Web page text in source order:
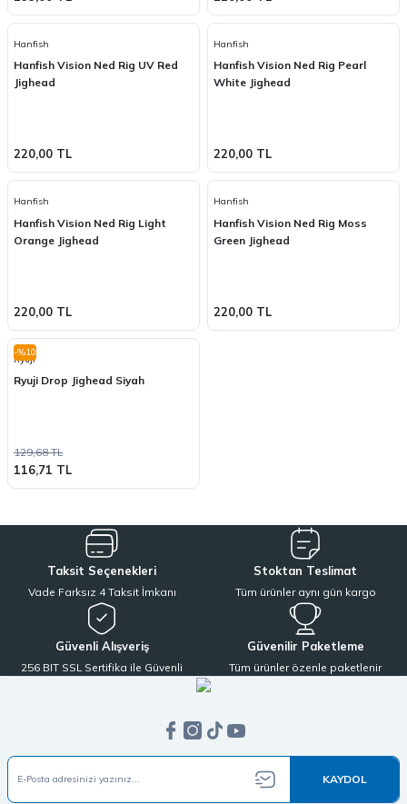
Hanfish
Hanfish Vision Ned Rig UV Red
Jighead
220,00 TL
Hanfish
Hanfish Vision Ned Rig Pearl
White Jighead
220,00 TL
Hanfish
Hanfish Vision Ned Rig Light
Orange Jighead
220,00 TL
Hanfish
Hanfish Vision Ned Rig Moss
Green Jighead
220,00 TL
-%10
Ryuji
Ryuji Drop Jighead Siyah
129,68 TL
116,71 TL
Taksit Seçenekleri
Vade Farksız 4 Taksit İmkanı
Stoktan Teslimat
Tüm ürünler aynı gün kargo
Güvenli Alışveriş
256 BIT SSL Sertifika ile Güvenli
Güvenilir Paketleme
Tüm ürünler özenle paketlenir
KAYDOL